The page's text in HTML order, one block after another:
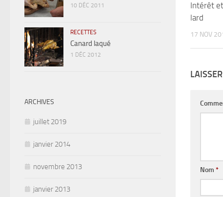
Intérêt
lard
17 NOV
Nom *
10 DÉC 2011
RECETTES
Canard laqué
1 DÉC 2012
ARCHIVES
juillet 2019
janvier 2014
novembre 2013
janvier 2013